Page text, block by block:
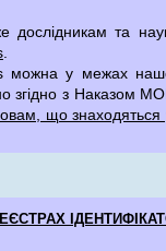
дослідникам та
можна у межах
згідно з Наказом
що